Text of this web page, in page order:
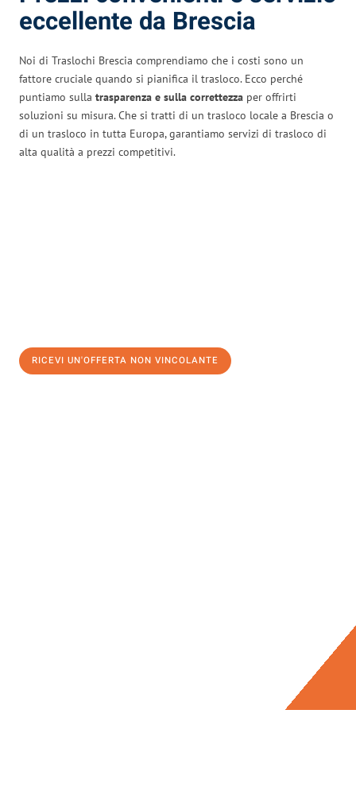
eccellente da Brescia
Noi di Traslochi Brescia comprendiamo che i costi sono un
fattore cruciale quando si pianifica il trasloco. Ecco perché
puntiamo sulla trasparenza e sulla correttezza per offrirti
soluzioni su misura. Che si tratti di un trasloco locale a Brescia o
di un trasloco in tutta Europa, garantiamo servizi di trasloco di
alta qualità a prezzi competitivi.
RICEVI UN'OFFERTA NON VINCOLANTE